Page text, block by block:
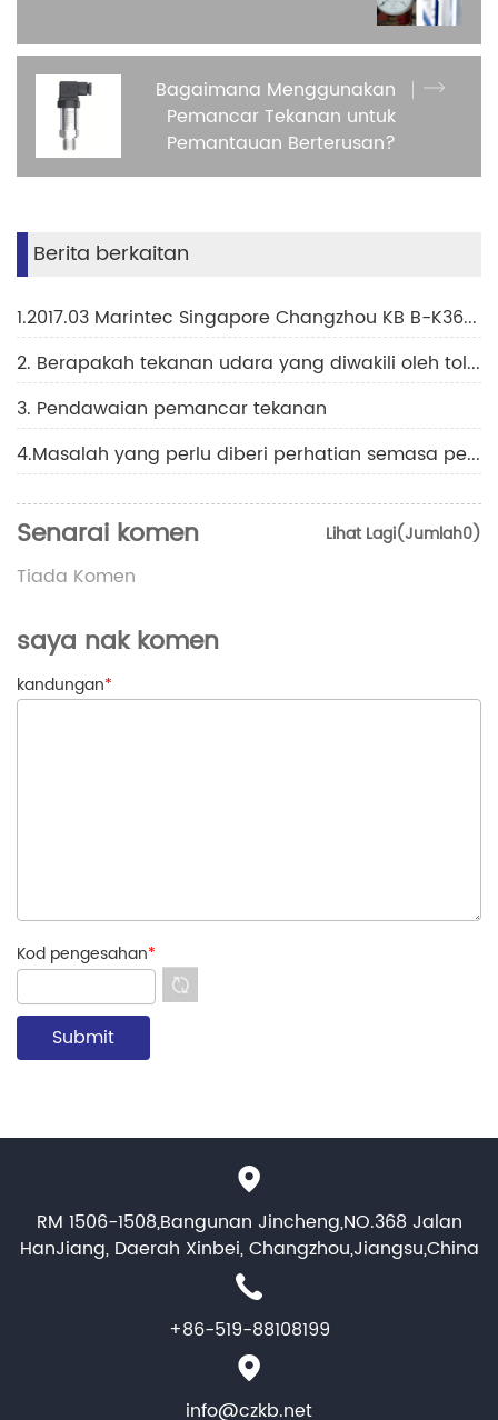
Bagaimana Menggunakan
Pemancar Tekanan untuk
Pemantauan Berterusan?
Berita berkaitan
1.2017.03 Marintec Singapore Changzhou KB B-K36H Fair
2. Berapakah tekanan udara yang diwakili oleh tolok tekanan 60 psi?
3. Pendawaian pemancar tekanan
4.Masalah yang perlu diberi perhatian semasa pemasangan pemancar tekanan
Lihat Lagi(Jumlah0)
Senarai komen
Tiada Komen
saya nak komen
kandungan*
Kod pengesahan*
RM 1506-1508,Bangunan Jincheng,NO.368 Jalan
HanJiang, Daerah Xinbei, Changzhou,Jiangsu,China
+86-519-88108199
info@czkb.net